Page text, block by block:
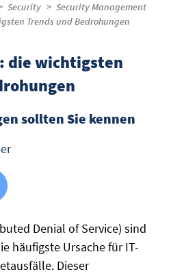
Security
Security Management
Trends und Bedrohungen
Denial of Service) sind
häufigste Ursache für IT-
Dieser
die wichtigsten
sollten Sie kennen